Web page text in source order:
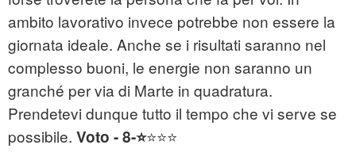
ambito lavorativo invece potrebbe non essere la
giornata ideale. Anche se i risultati saranno nel
complesso buoni, le energie non saranno un
granché per via di Marte in quadratura.
Prendetevi dunque tutto il tempo che vi serve se
possibile. Voto - 8-⭐⭐⭐⭐